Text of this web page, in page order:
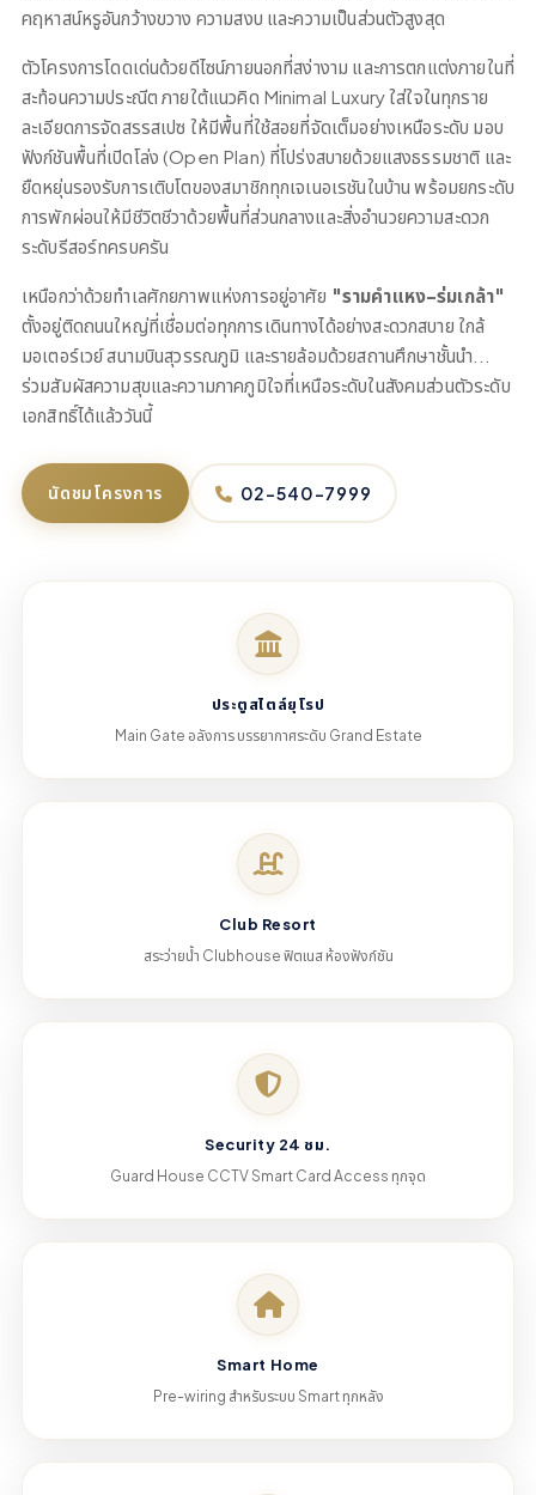
คฤหาสน์หรูอันกว้างขวาง ความสงบ และความเป็นส่วนตัวสูงสุด
ตัวโครงการโดดเด่นด้วยดีไซน์ภายนอกที่สง่างาม และการตกแต่งภายในที่
สะท้อนความประณีต ภายใต้แนวคิด Minimal Luxury ใส่ใจในทุกราย
ละเอียดการจัดสรรสเปซ ให้มีพื้นที่ใช้สอยที่จัดเต็มอย่างเหนือระดับ มอบ
ฟังก์ชันพื้นที่เปิดโล่ง (Open Plan) ที่โปร่งสบายด้วยแสงธรรมชาติ และ
ยืดหยุ่นรองรับการเติบโตของสมาชิกทุกเจเนอเรชันในบ้าน พร้อมยกระดับ
การพักผ่อนให้มีชีวิตชีวาด้วยพื้นที่ส่วนกลางและสิ่งอำนวยความสะดวก
ระดับรีสอร์ทครบครัน
เหนือกว่าด้วยทำเลศักยภาพแห่งการอยู่อาศัย "รามคำแหง–ร่มเกล้า"
ตั้งอยู่ติดถนนใหญ่ที่เชื่อมต่อทุกการเดินทางได้อย่างสะดวกสบาย ใกล้
มอเตอร์เวย์ สนามบินสุวรรณภูมิ และรายล้อมด้วยสถานศึกษาชั้นนำ...
ร่วมสัมผัสความสุขและความภาคภูมิใจที่เหนือระดับในสังคมส่วนตัวระดับ
เอกสิทธิ์ได้แล้ววันนี้
นัดชมโครงการ 02-540-7999
ประตูสไตล์ยุโรป
Main Gate อลังการ บรรยากาศระดับ Grand Estate
Club Resort
สระว่ายน้ำ Clubhouse ฟิตเนส ห้องฟังก์ชัน
Security 24 ชม.
Guard House CCTV Smart Card Access ทุกจุด
Smart Home
Pre-wiring สำหรับระบบ Smart ทุกหลัง